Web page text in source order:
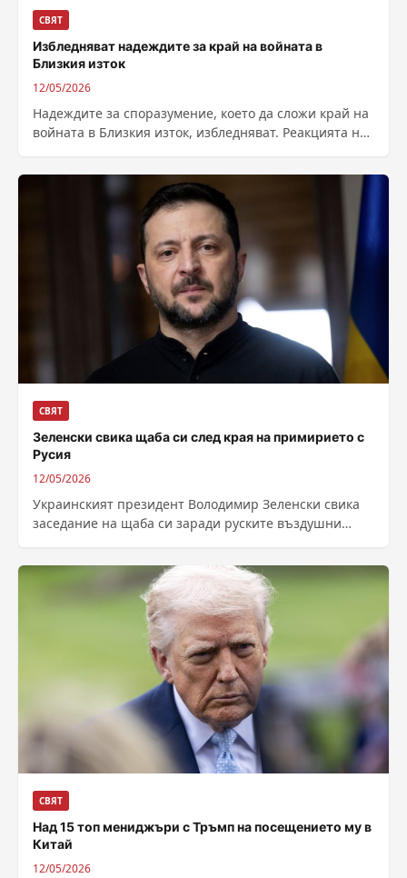
СВЯТ
Избледняват надеждите за край на войната в
Близкия изток
12/05/2026
Надеждите за споразумение, което да сложи край на
войната в Близкия изток, избледняват. Реакцията на
СВЯТ
Зеленски свика щаба си след края на примирието с
Русия
12/05/2026
Украинският президент Володимир Зеленски свика
заседание на щаба си заради руските въздушни
СВЯТ
Над 15 топ мениджъри с Тръмп на посещението му в
Китай
12/05/2026